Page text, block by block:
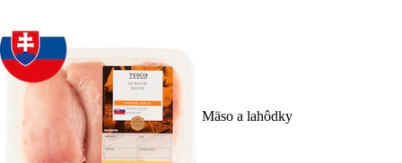
Mäso a lahôdky